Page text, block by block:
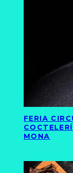
FERIA
MONA